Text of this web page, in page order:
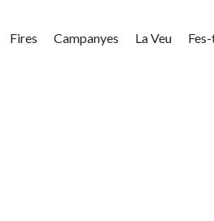
Fires Campanyes La Veu